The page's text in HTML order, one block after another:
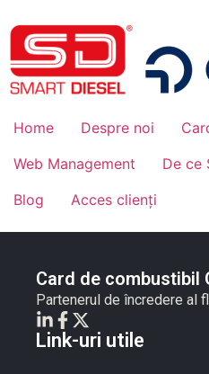
Home Despre noi
Web Management
De ce
Blog
Acces clienți
Card de combustibil
Partenerul de încredere al
Link-uri utile